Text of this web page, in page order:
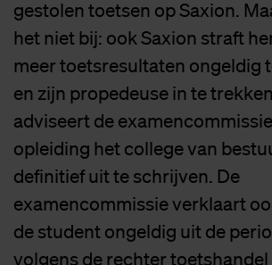
gestolen toetsen op Saxion.
het niet bij: ook Saxion straft
meer toetsresultaten ongeldig
en zijn propedeuse in te
adviseert de
opleiding het college van
definitief uit te schrijven. De
examencommissie verklaart
de student ongeldig uit de
volgens de rechter